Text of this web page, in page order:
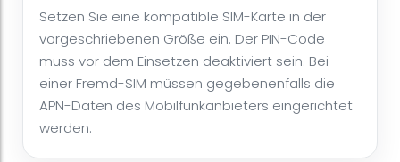
Setzen Sie eine kompatible SIM-Karte in der
vorgeschriebenen Größe ein. Der PIN-Code
muss vor dem Einsetzen deaktiviert sein. Bei
einer Fremd-SIM müssen gegebenenfalls die
APN-Daten des Mobilfunkanbieters eingerichtet
werden.